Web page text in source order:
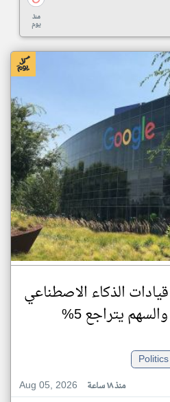
منذ
يوم
الذكاء الاصطناعي
يتراجع 5%
Politics
Aug 05, 2026
منذ ١٨ ساعة